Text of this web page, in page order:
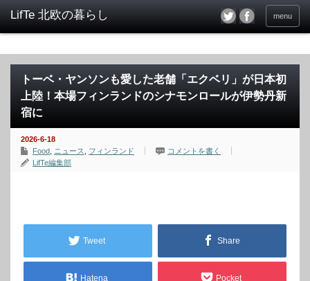
menu
トーベ・ヤンソンも愛した老舗「エクベリ」が日本初
上陸！本場フィンランドのシナモンロールが伊勢丹新
宿に
2026-6-18
Food
ニュース フィンランド
コメントを書く
LifTe編集部
Tweet Share
Hatena Pocket